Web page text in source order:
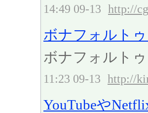
14:49 09-13 http://
ボナフォルト
ボナフォルト
11:23 09-13 http://
YouTubeや